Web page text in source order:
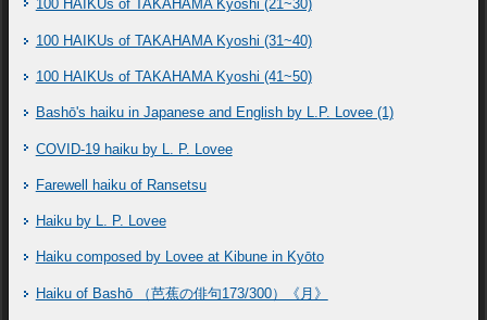
100 HAIKUs of TAKAHAMA Kyoshi (21~30)
100 HAIKUs of TAKAHAMA Kyoshi (31~40)
100 HAIKUs of TAKAHAMA Kyoshi (41~50)
Bashō's haiku in Japanese and English by L.P. Lovee (1)
COVID-19 haiku by L. P. Lovee
Farewell haiku of Ransetsu
Haiku by L. P. Lovee
Haiku composed by Lovee at Kibune in Kyōto
Haiku of Bashō （芭蕉の俳句173/300）《月》